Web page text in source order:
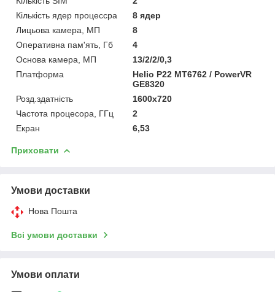
Кількість ядер процессра
8 ядер
Лицьова камера, МП
8
Оперативна пам'ять, Гб
4
Основа камера, МП
13/2/2/0,3
Платформа
Helio P22 MT6762 / PowerVR
GE8320
Розд.здатність
1600x720
Частота процесора, ГГц
2
Екран
6,53
Приховати
Умови доставки
Нова Пошта
Всі умови доставки
Умови оплати